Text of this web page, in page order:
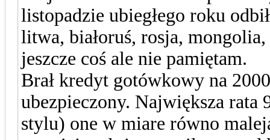
listopadzie ubiegłego roku
litwa, białoruś, rosja,
jeszcze coś ale nie pamiętam.
Brał kredyt gotówkowy na
ubezpieczony. Największa rata
stylu) one w miare równo